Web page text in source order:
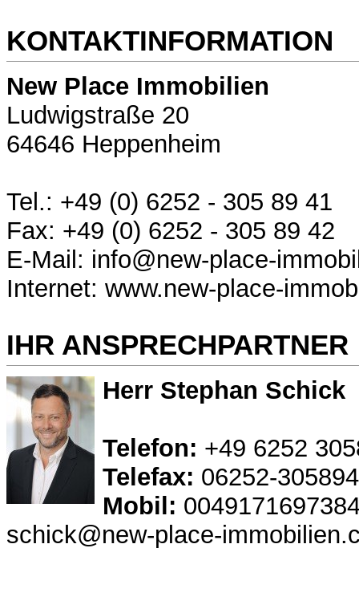
KONTAKTINFORMATION
New Place Immobilien
Ludwigstraße 20
64646 Heppenheim
Tel.: +49 (0) 6252 - 305 89 41
Fax: +49 (0) 6252 - 305 89 42
E-Mail: info@new-place-
Internet: www.new-place-
IHR ANSPRECHPARTNER
Herr Stephan Schick
Telefon: +49 6252
Telefax: 06252-
Mobil:
schick@new-place-